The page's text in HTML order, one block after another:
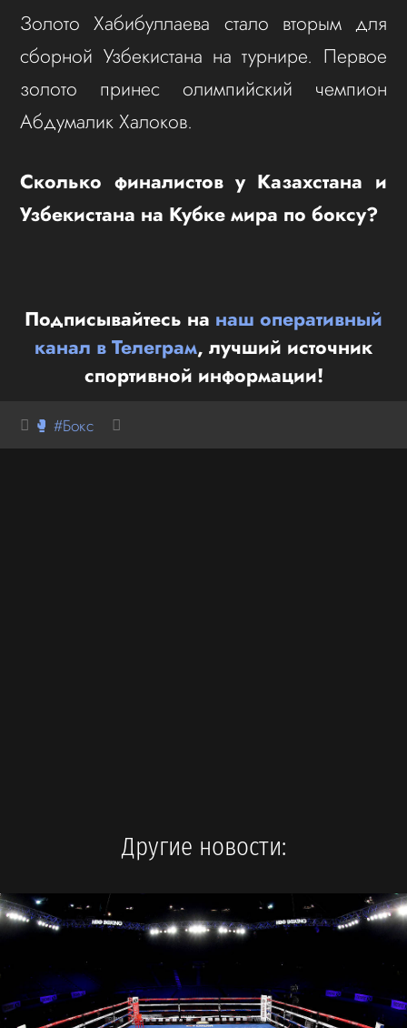
Золото Хабибуллаева стало вторым для
сборной Узбекистана на турнире. Первое
золото принес олимпийский чемпион
Абдумалик Халоков.
Сколько финалистов у Казахстана и
Узбекистана на Кубке мира по боксу?
Подписывайтесь на наш оперативный
канал в Телеграм, лучший источник
спортивной информации!
🥊 #Бокс
Другие новости: